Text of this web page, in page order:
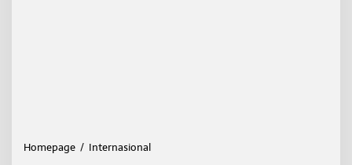
Homepage / Internasional